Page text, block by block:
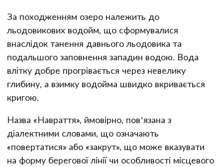
За походженням озеро належить до
льодовикових водойм, що сформувалися
внаслідок танення давнього льодовика та
подальшого заповнення западин водою. Вода
влітку добре прогрівається через невелику
глибину, а взимку водойма швидко вкривається
кригою.
Назва «Навраття», ймовірно, пов’язана з
діалектними словами, що означають
«повертатися» або «закрут», що може вказувати
на форму берегової лінії чи особливості місцевого